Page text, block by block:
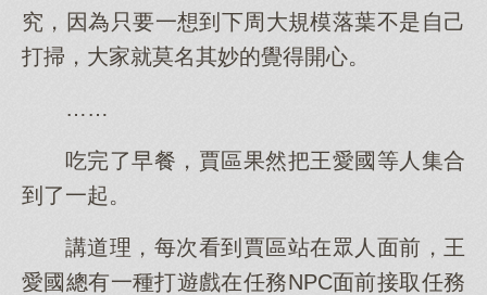
究，因為只要一想到下周大規模落葉不是自己
打掃，大家就莫名其妙的覺得開心。
……
吃完了早餐，賈區果然把王愛國等人集合
到了一起。
講道理，每次看到賈區站在眾人面前，王
愛國總有一種打遊戲在任務NPC面前接取任務